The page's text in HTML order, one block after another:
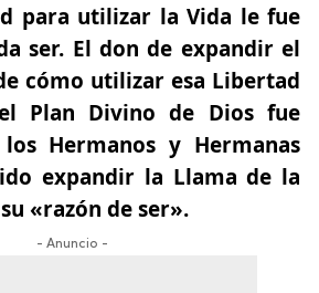
para utilizar la Vida le fue
ser. El don de expandir el
cómo utilizar esa Libertad
Plan Divino de Dios fue
Hermanos y Hermanas
expandir la Llama de la
«razón de ser».
- Anuncio -